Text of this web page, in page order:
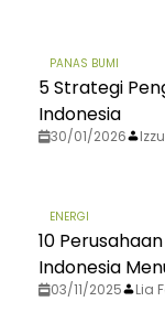
PANAS BUMI
5 Strategi
Indonesia
30/01/2026
ENERGI
10
Indonesia
03/11/2025 Lia